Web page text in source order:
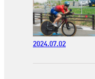
2024.07.02